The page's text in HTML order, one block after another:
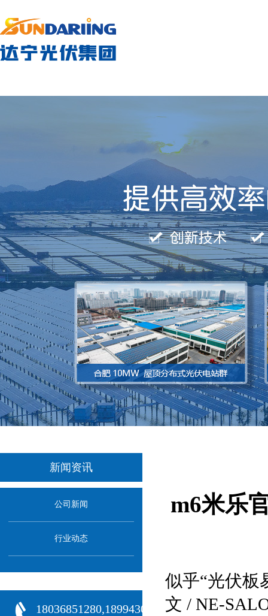
新闻资讯
公司新闻
行业动态
18036851280,18994301288,18068407382
m6米乐
似乎“光伏板
文 / NE-